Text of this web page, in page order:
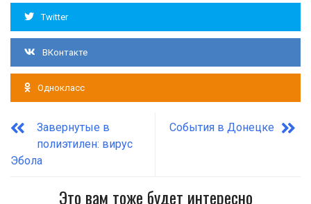
Twitter
ВКонтакте
Однокласс
Завернутые в
полиэтилен: вирус
Эбола
События в Донецке
Это вам тоже будет интересно